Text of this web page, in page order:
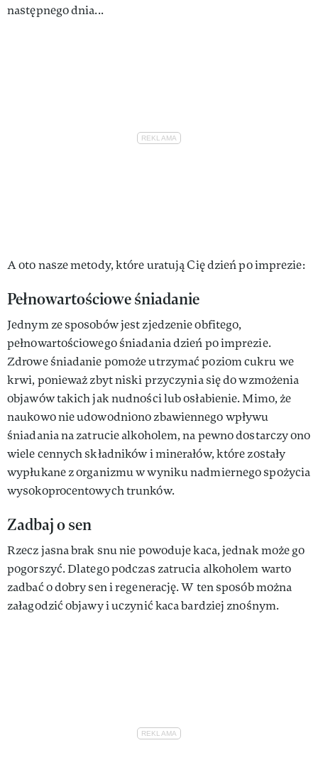
następnego dnia...
A oto nasze metody, które uratują Cię dzień po imprezie:
Pełnowartościowe śniadanie
Jednym ze sposobów jest zjedzenie obfitego,
pełnowartościowego śniadania dzień po imprezie.
Zdrowe śniadanie pomoże utrzymać poziom cukru we
krwi, ponieważ zbyt niski przyczynia się do wzmożenia
objawów takich jak nudności lub osłabienie. Mimo, że
naukowo nie udowodniono zbawiennego wpływu
śniadania na zatrucie alkoholem, na pewno dostarczy ono
wiele cennych składników i minerałów, które zostały
wypłukane z organizmu w wyniku nadmiernego spożycia
wysokoprocentowych trunków.
Zadbaj o sen
Rzecz jasna brak snu nie powoduje kaca, jednak może go
pogorszyć. Dlatego podczas zatrucia alkoholem warto
zadbać o dobry sen i regenerację. W ten sposób można
załagodzić objawy i uczynić kaca bardziej znośnym.